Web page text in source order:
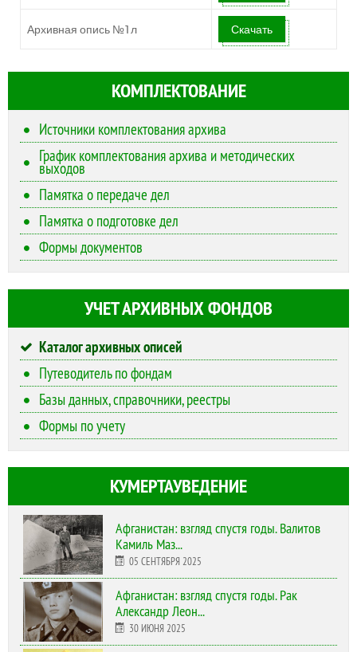
Архивная опись №1л Скачать
КОМПЛЕКТОВАНИЕ
Источники комплектования архива
График комплектования архива и методических
выходов
Памятка о передаче дел
Памятка о подготовке дел
Формы документов
УЧЕТ АРХИВНЫХ ФОНДОВ
Каталог архивных описей
Путеводитель по фондам
Базы данных, справочники, реестры
Формы по учету
КУМЕРТАУВЕДЕНИЕ
Афганистан: взгляд спустя годы. Валитов
Камиль Маз...
05 СЕНТЯБРЯ 2025
Афганистан: взгляд спустя годы. Рак
Александр Леон...
30 ИЮНЯ 2025